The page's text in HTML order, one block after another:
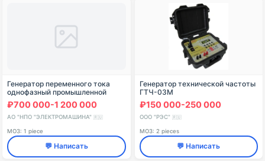
Генератор переменного тока
однофазный промышленной
частоты 10КВТ 50ГЦ 220В ГОСТ
22407-85 АО "НПО
"ЭЛЕКТРОМАШИНА" Россия
₽700 000-1 200 000
АО "НПО "ЭЛЕКТРОМАШИНА" 🇷🇺
МОЗ: 1 piece
💬 Написать
Генератор технической частоты
ГТЧ-03М
₽150 000-250 000
ООО "РЭС" 🇷🇺
МОЗ: 2 pieces
💬 Написать